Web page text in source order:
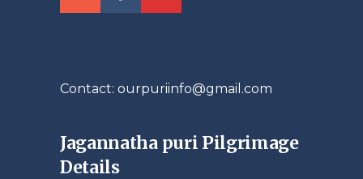
Contact: ourpuriinfo@gmail.com
Jagannatha puri Pilgrimage
Details